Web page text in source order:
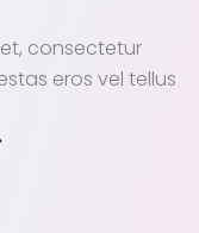
consectetur
eros vel tellus